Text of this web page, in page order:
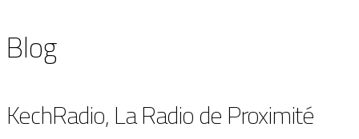
Blog
KechRadio, La Radio de Proximité